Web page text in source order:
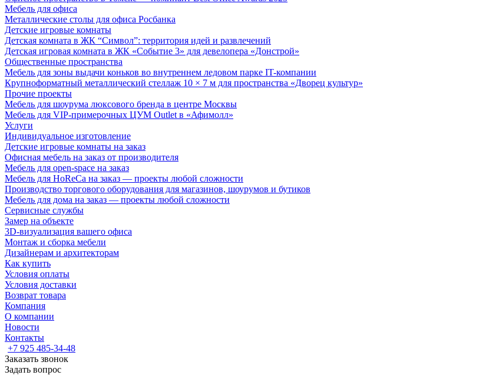
Мебель для офиса
Металлические столы для офиса Росбанка
Детские игровые комнаты
Детская комната в ЖК “Символ”: территория идей и развлечений
Детская игровая комната в ЖК «Событие 3» для девелопера «Донстрой»
Общественные пространства
Мебель для зоны выдачи коньков во внутреннем ледовом парке IT-компании
Крупноформатный металлический стеллаж 10 × 7 м для пространства «Дворец культур»
Прочие проекты
Мебель для шоурума люксового бренда в центре Москвы
Мебель для VIP-примерочных ЦУМ Outlet в «Афимолл»
Услуги
Индивидуальное изготовление
Детские игровые комнаты на заказ
Офисная мебель на заказ от производителя
Мебель для open-space на заказ
Мебель для HoReCa на заказ — проекты любой сложности
Производство торгового оборудования для магазинов, шоурумов и бутиков
Мебель для дома на заказ — проекты любой сложности
Сервисные службы
Замер на объекте
3D-визуализация вашего офиса
Монтаж и сборка мебели
Дизайнерам и архитекторам
Как купить
Условия оплаты
Условия доставки
Возврат товара
Компания
О компании
Новости
Контакты
+7 925 485-34-48
Заказать звонок
Задать вопрос